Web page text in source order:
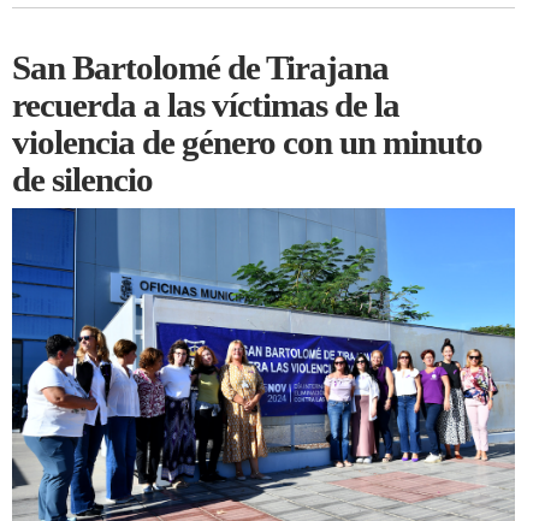
San Bartolomé de Tirajana
recuerda a las víctimas de la
violencia de género con un minuto
de silencio